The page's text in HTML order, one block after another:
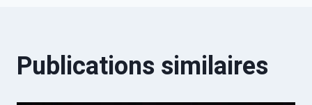
Publications similaires